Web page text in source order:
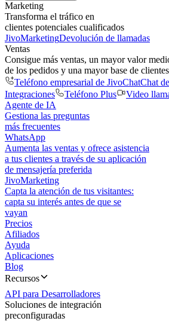
Marketing
Transforma el tráfico en
clientes potenciales cualificados
JivoMarketingDevolución de llamadas
Ventas
Consigue más ventas, un mayor valor
de los pedidos y una mayor base de clientes
Teléfono empresarial de JivoChatChat
Integraciones
Teléfono Plus Video
Agente de IA
Gestiona las preguntas
más frecuentes
WhatsApp
Aumenta las ventas y ofrece asistencia
a tus clientes a través de su aplicación
de mensajería preferida
JivoMarketing
Capta la atención de tus visitantes:
capta su interés antes de que se
vayan
Precios
Afiliados
Ayuda
Aplicaciones
Blog
Recursos
API para Desarrolladores
Soluciones de integración
preconfiguradas